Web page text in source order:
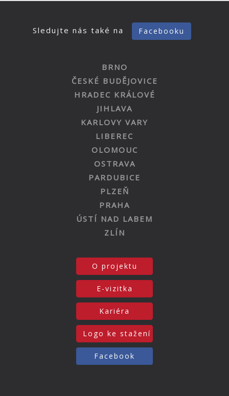
Sledujte nás také na Facebooku
BRNO
ČESKÉ BUDĚJOVICE
HRADEC KRÁLOVÉ
JIHLAVA
KARLOVY VARY
LIBEREC
OLOMOUC
OSTRAVA
PARDUBICE
PLZEŇ
PRAHA
ÚSTÍ NAD LABEM
ZLÍN
O projektu
E-vizitka
Kariéra
Logo ke stažení
Facebook